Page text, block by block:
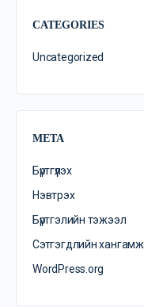
CATEGORIES
Uncategorized
META
Бүртгүүлэх
Нэвтрэх
Бүртгэлийн тэжээл
Сэтгэгдлийн хангамж
WordPress.org